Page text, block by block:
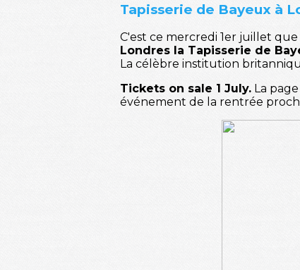
Tapisserie de Bayeux à
C'est ce mercredi 1er juillet
Londres la Tapisserie de
La célèbre institution
Tickets on sale 1 July. La
événement de la rentrée